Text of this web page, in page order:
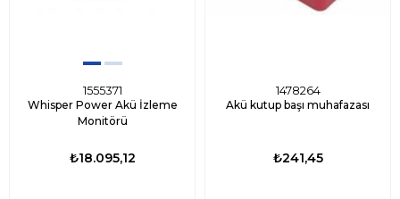
1555371
Whisper Power Akü İzleme
Monitörü
₺18.095,12
1478264
Akü kutup başı muhafazası
₺241,45